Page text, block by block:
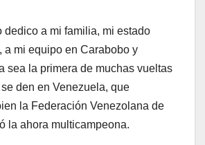
dedico a mi familia, mi estado
a mi equipo en Carabobo y
sea la primera de muchas vueltas
den en Venezuela, que
la Federación Venezolana de
la ahora multicampeona.